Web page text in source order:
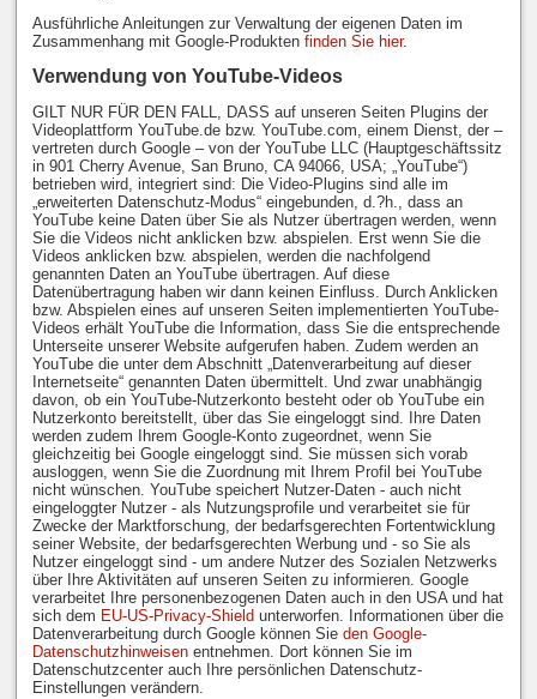
Ausführliche Anleitungen zur Verwaltung der eigenen Daten im
Zusammenhang mit Google-Produktenfinden Sie hier.
Verwendung von YouTube-Videos
GILT NUR FÜR DEN FALL, DASS auf unseren Seiten Plugins der
Videoplattform YouTube.de bzw. YouTube.com, einem Dienst, der –
vertreten durch Google – von der YouTube LLC (Hauptgeschäftssitz
in 901 Cherry Avenue, San Bruno, CA 94066, USA; „YouTube“)
betrieben wird, integriert sind: Die Video-Plugins sind alle im
„erweiterten Datenschutz-Modus“ eingebunden, d.?h., dass an
YouTube keine Daten über Sie als Nutzer übertragen werden, wenn
Sie die Videos nicht anklicken bzw. abspielen. Erst wenn Sie die
Videos anklicken bzw. abspielen, werden die nachfolgend
genannten Daten an YouTube übertragen. Auf diese
Datenübertragung haben wir dann keinen Einfluss. Durch Anklicken
bzw. Abspielen eines auf unseren Seiten implementierten YouTube-
Videos erhält YouTube die Information, dass Sie die entsprechende
Unterseite unserer Website aufgerufen haben. Zudem werden an
YouTube die unter dem Abschnitt „Datenverarbeitung auf dieser
Internetseite“ genannten Daten übermittelt. Und zwar unabhängig
davon, ob ein YouTube-Nutzerkonto besteht oder ob YouTube ein
Nutzerkonto bereitstellt, über das Sie eingeloggt sind. Ihre Daten
werden zudem Ihrem Google-Konto zugeordnet, wenn Sie
gleichzeitig bei Google eingeloggt sind. Sie müssen sich vorab
ausloggen, wenn Sie die Zuordnung mit Ihrem Profil bei YouTube
nicht wünschen. YouTube speichert Nutzer-Daten - auch nicht
eingeloggter Nutzer - als Nutzungsprofile und verarbeitet sie für
Zwecke der Marktforschung, der bedarfsgerechten Fortentwicklung
seiner Website, der bedarfsgerechten Werbung und - so Sie als
Nutzer eingeloggt sind - um andere Nutzer des Sozialen Netzwerks
über Ihre Aktivitäten auf unseren Seiten zu informieren. Google
verarbeitet Ihre personenbezogenen Daten auch in den USA und hat
sich dem EU-US-Privacy-Shield unterworfen. Informationen über die
Datenverarbeitung durch Google können Sie den Google-
Datenschutzhinweisenentnehmen. Dort können Sie im
Datenschutzcenter auch Ihre persönlichen Datenschutz-
Einstellungen verändern.